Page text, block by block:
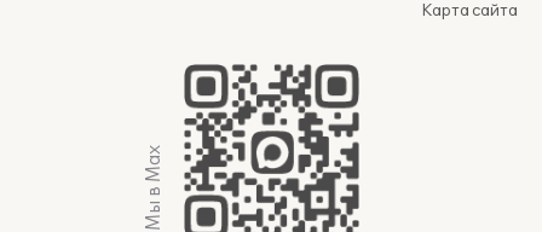
Карта сайта
Мы в Max